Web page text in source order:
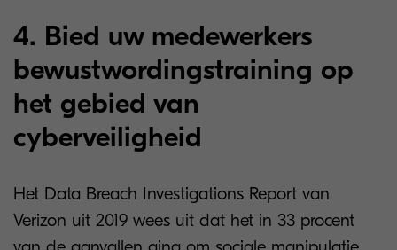
4. Bied uw medewerkers
bewustwordingstraining op
het gebied van
cyberveiligheid
Het Data Breach Investigations Report van
Verizon uit 2019 wees uit dat het in 33 procent